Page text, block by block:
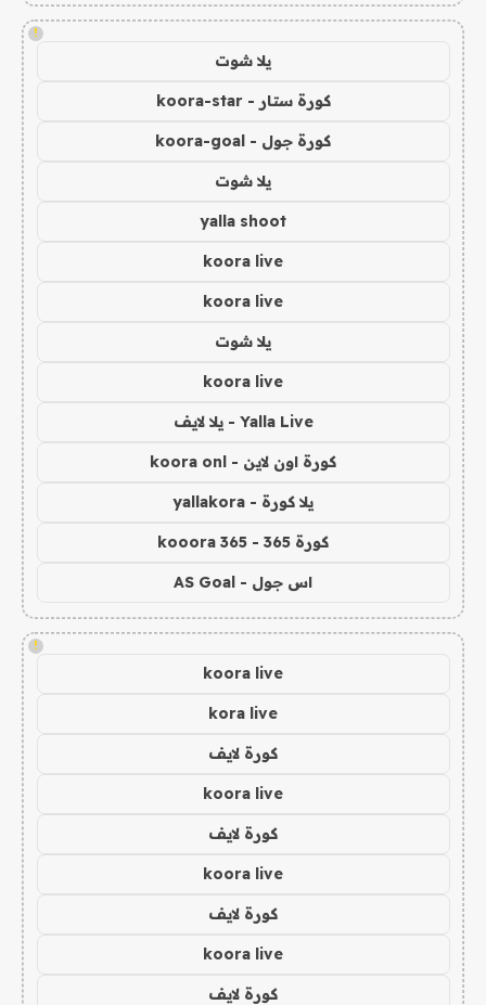
!
يلا شوت
كورة ستار - koora-star
كورة جول - koora-goal
يلا شوت
yalla shoot
koora live
koora live
يلا شوت
koora live
Yalla Live - يلا لايف
كورة اون لاين - koora onl
يلا كورة - yallakora
كورة 365 - kooora 365
اس جول - AS Goal
!
koora live
kora live
كورة لايف
koora live
كورة لايف
koora live
كورة لايف
koora live
كورة لايف